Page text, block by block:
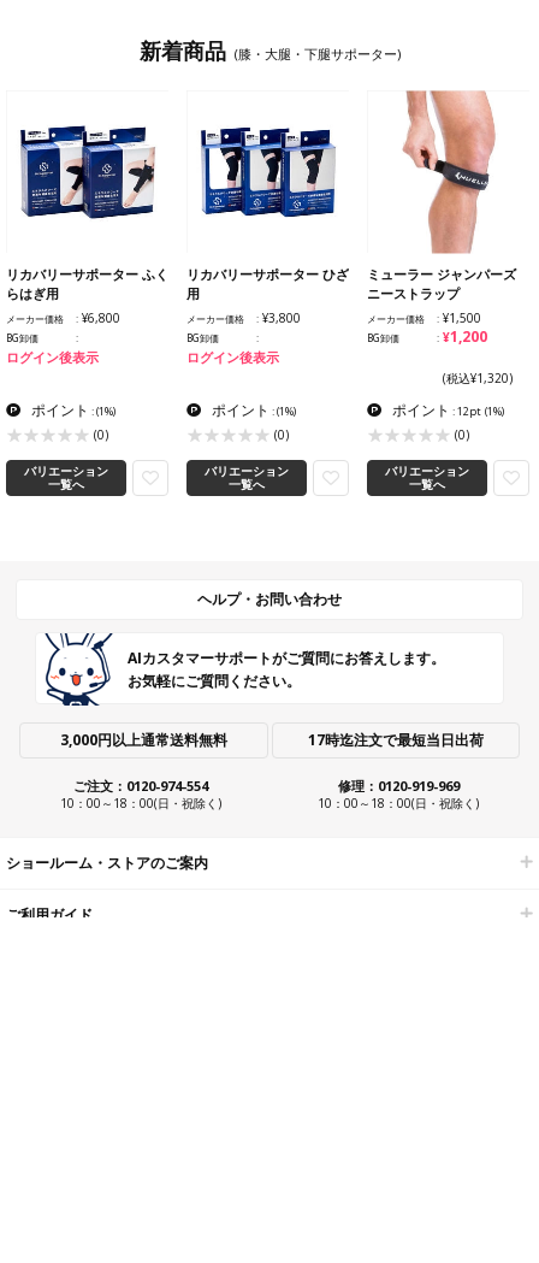
新着商品 (膝・大腿・下腿サポーター)
リカバリーサポーター ふく
らはぎ用
メーカー価格 ¥6,800
BG卸価
ログイン後表示
ポイント :(1%)
(0)
バリエーション
一覧へ
リカバリーサポーター ひざ
用
メーカー価格 ¥3,800
BG卸価
ログイン後表示
ポイント :(1%)
(0)
バリエーション
一覧へ
ミューラー ジャンパーズ
ニーストラップ
メーカー価格 ¥1,500
BG卸価 ¥1,200
(税込¥1,320)
ポイント : 12pt (1%)
(0)
バリエーション
一覧へ
ヘルプ・お問い合わせ
AIカスタマーサポートがご質問にお答えします。
お気軽にご質問ください。
3,000円以上通常送料無料 17時迄注文で最短当日出荷
ご注文：0120-974-554
10：00～18：00(日・祝除く)
修理：0120-919-969
10：00～18：00(日・祝除く)
ショールーム・ストアのご案内
ご利用ガイド